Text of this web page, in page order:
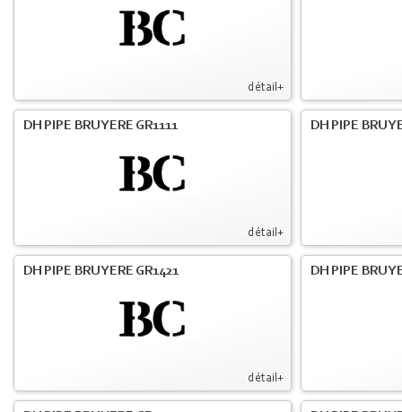
détail+
détail+
DH PIPE BRUYERE GR1111 DH PIPE
détail+
DH PIPE BRUYERE GR1421 DH PIPE